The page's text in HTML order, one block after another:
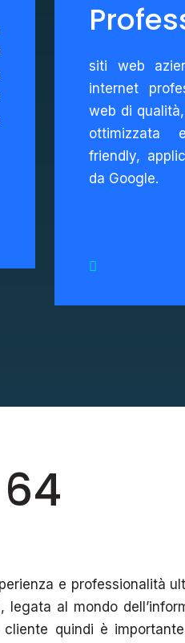
siti web
internet
web di
ottimizzata
friendly,
da Google.
e professionalità
al mondo
quindi è